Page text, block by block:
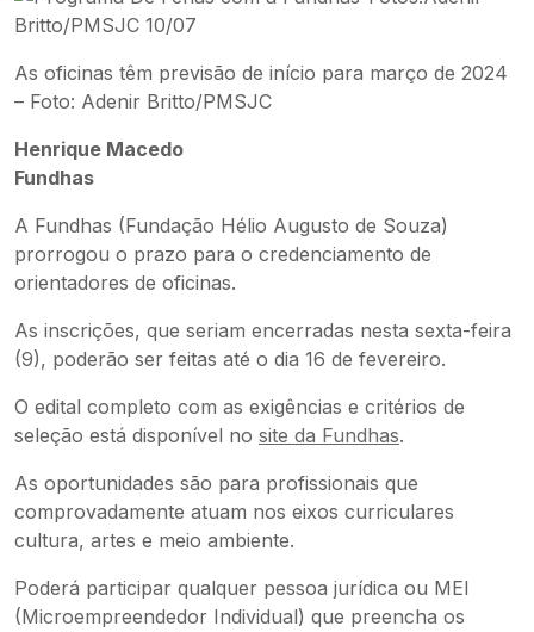
As oficinas têm previsão de início para março de 2024
– Foto: Adenir Britto/PMSJC
Henrique Macedo
Fundhas
A Fundhas (Fundação Hélio Augusto de Souza)
prorrogou o prazo para o credenciamento de
orientadores de oficinas.
As inscrições, que seriam encerradas nesta sexta-feira
(9), poderão ser feitas até o dia 16 de fevereiro.
O edital completo com as exigências e critérios de
seleção está disponível no site da Fundhas.
As oportunidades são para profissionais que
comprovadamente atuam nos eixos curriculares
cultura, artes e meio ambiente.
Poderá participar qualquer pessoa jurídica ou MEI
(Microempreendedor Individual) que preencha os